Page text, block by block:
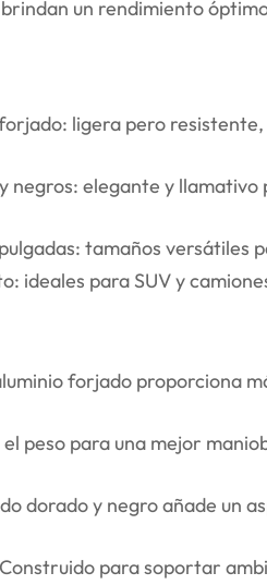
un rendimiento
ligera pero
negros: elegante y
tamaños versátiles
ideales para SUV y
forjado proporciona
peso para una mejor
dorado y negro añade un
para soportar